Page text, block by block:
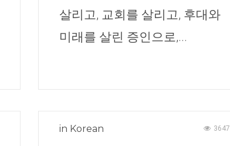
살리고, 교회를 살리고, 후대와
미래를 살린 증인으로,...
in Korean 3647
07/26/2026